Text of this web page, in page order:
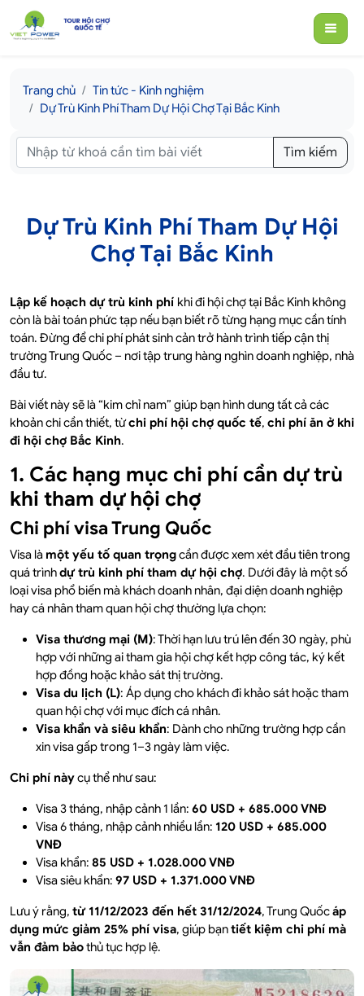
Trang chủ
Tin tức - Kinh nghiệm
Dự Trù Kinh Phí Tham Dự Hội Chợ Tại Bắc Kinh
Tìm kiếm
Dự Trù Kinh Phí Tham Dự Hội
Chợ Tại Bắc Kinh
Lập kế hoạch dự trù kinh phí khi đi hội chợ tại Bắc Kinh không
còn là bài toán phức tạp nếu bạn biết rõ từng hạng mục cần tính
toán. Đừng để chi phí phát sinh cản trở hành trình tiếp cận thị
trường Trung Quốc – nơi tập trung hàng nghìn doanh nghiệp, nhà
đầu tư.
Bài viết này sẽ là “kim chỉ nam” giúp bạn hình dung tất cả các
khoản chi cần thiết, từchi phí hội chợ quốc tế, chi phí ăn ở khi
đi hội chợ Bắc Kinh.
1. Các hạng mục chi phí cần dự trù
khi tham dự hội chợ
Chi phí visa Trung Quốc
Visa là một yếu tố quan trọngcần được xem xét đầu tiên trong
quá trìnhdự trù kinh phí tham dự hội chợ. Dưới đây là một số
loại visa phổ biến mà khách doanh nhân, đại diện doanh nghiệp
hay cá nhân tham quan hội chợ thường lựa chọn:
Visa thương mại (M): Thời hạn lưu trú lên đến 30 ngày, phù
hợp với những ai tham gia hội chợ kết hợp công tác, ký kết
hợp đồng hoặc khảo sát thị trường.
Visa du lịch (L): Áp dụng cho khách đi khảo sát hoặc tham
quan hội chợ với mục đích cá nhân.
Visa khẩn và siêu khẩn: Dành cho những trường hợp cần
xin visa gấp trong 1–3 ngày làm việc.
Chi phí nàycụ thể như sau:
Visa 3 tháng, nhập cảnh 1 lần: 60 USD + 685.000 VNĐ
Visa 6 tháng, nhập cảnh nhiều lần: 120 USD + 685.000
VNĐ
Visa khẩn: 85 USD + 1.028.000 VNĐ
Visa siêu khẩn: 97 USD + 1.371.000 VNĐ
Lưu ý rằng, từ 11/12/2023 đến hết 31/12/2024, Trung Quốcáp
dụng mức giảm 25% phí visa, giúp bạntiết kiệm chi phí mà
vẫn đảm bảothủ tục hợp lệ.